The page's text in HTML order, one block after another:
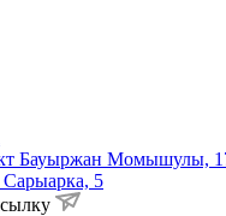
Бауыржан Момышулы,
Сарыарка, 5